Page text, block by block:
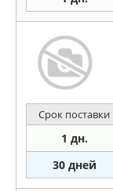
Срок поставки
1 дн.
30 дней